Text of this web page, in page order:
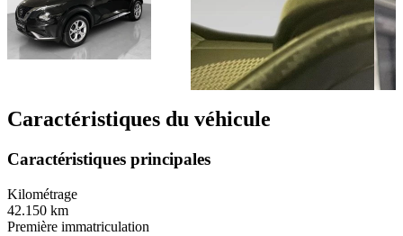
Caractéristiques du véhicule
Caractéristiques principales
Kilométrage
42.150 km
Première immatriculation